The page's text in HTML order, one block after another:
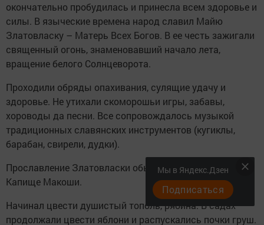
окончательно пробудилась и принесла всем здоровье и
силы. В языческие времена народ славил Майю
Златовласку – Матерь Всех Богов. В ее честь зажигали
священный огонь, знаменовавший начало лета,
вращение белого Солнцеворота.
Проходили обряды опахивания, сулящие удачу и
здоровье. Не утихали скоморошьи игры, забавы,
хороводы да песни. Все сопровождалось музыкой
традиционных славянских инструментов (кугиклы,
барабан, свирели, дудки).
Прославление Златовласки обычно происходило на
Капище Макоши.
Начинал цвести душистый тополь, рябина. В садах
продолжали цвести яблони и распускались почки груш.
Мы в Яндекс.Дзен
Подписаться